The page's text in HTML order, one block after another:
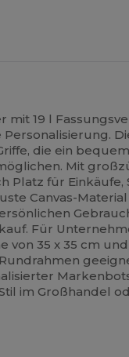
mit 19 l
die ein
Mit
Platz für
Canvas-
Für
von 35 x 35 cm
im Großhandel